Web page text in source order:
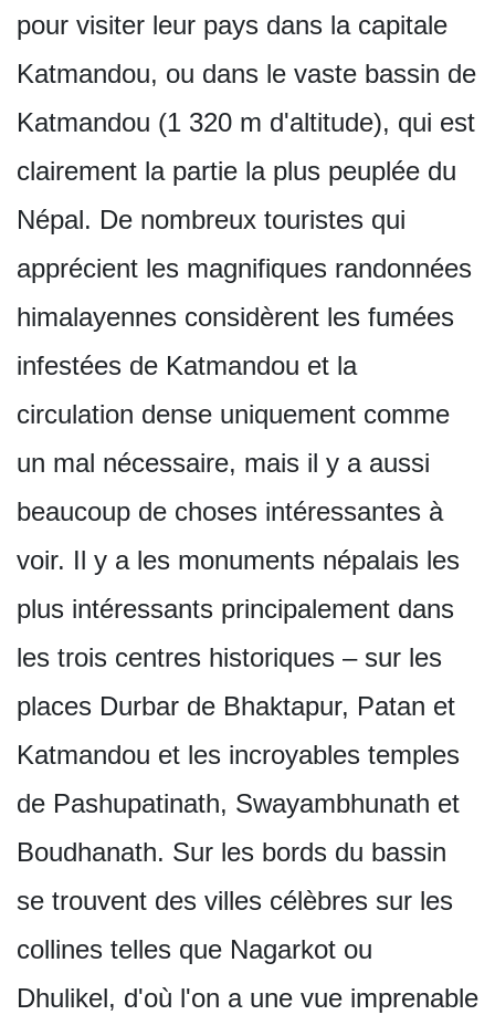
pour visiter leur pays dans la capitale
Katmandou, ou dans le vaste bassin de
Katmandou (1 320 m d'altitude), qui est
clairement la partie la plus peuplée du
Népal. De nombreux touristes qui
apprécient les magnifiques randonnées
himalayennes considèrent les fumées
infestées de Katmandou et la
circulation dense uniquement comme
un mal nécessaire, mais il y a aussi
beaucoup de choses intéressantes à
voir. Il y a les monuments népalais les
plus intéressants principalement dans
les trois centres historiques – sur les
places Durbar de Bhaktapur, Patan et
Katmandou et les incroyables temples
de Pashupatinath, Swayambhunath et
Boudhanath. Sur les bords du bassin
se trouvent des villes célèbres sur les
collines telles que Nagarkot ou
Dhulikel, d'où l'on a une vue imprenable